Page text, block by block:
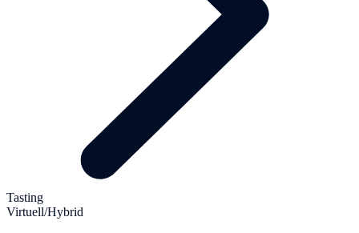
Tasting
Virtuell/Hybrid